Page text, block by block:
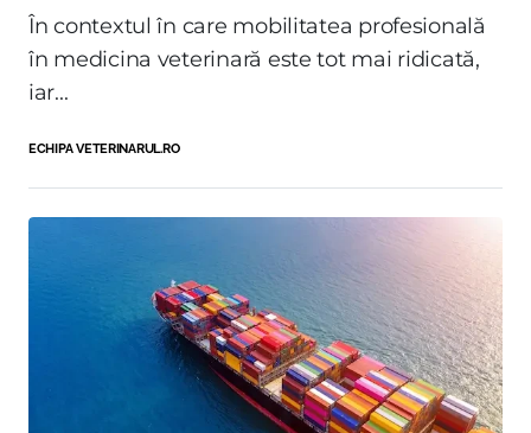
În contextul în care mobilitatea profesională
în medicina veterinară este tot mai ridicată,
iar...
ECHIPA VETERINARUL.RO